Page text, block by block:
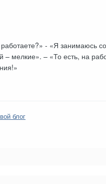
- «Я занимаюсь
мелкие». – «То есть, на
блог